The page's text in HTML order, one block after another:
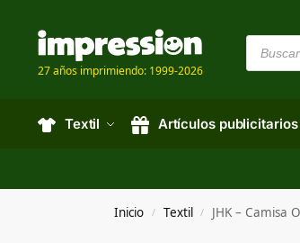
27 años imprimiendo: 1999-2026
Textil Artículos publicitarios
Inicio / Textil / JHK – Camisa